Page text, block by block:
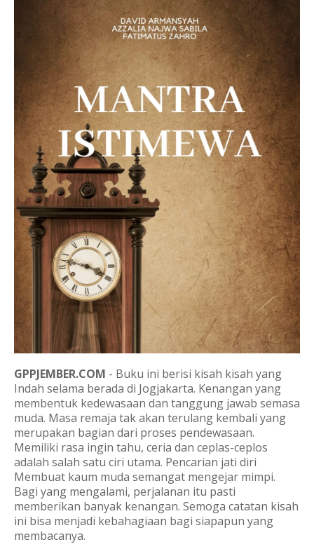
GPPJEMBER.COM - Buku ini berisi kisah kisah yang
Indah selama berada di Jogjakarta. Kenangan yang
membentuk kedewasaan dan tanggung jawab semasa
muda. Masa remaja tak akan terulang kembali yang
merupakan bagian dari proses pendewasaan.
Memiliki rasa ingin tahu, ceria dan ceplas-ceplos
adalah salah satu ciri utama. Pencarian jati diri
Membuat kaum muda semangat mengejar mimpi.
Bagi yang mengalami, perjalanan itu pasti
memberikan banyak kenangan. Semoga catatan kisah
ini bisa menjadi kebahagiaan bagi siapapun yang
membacanya.